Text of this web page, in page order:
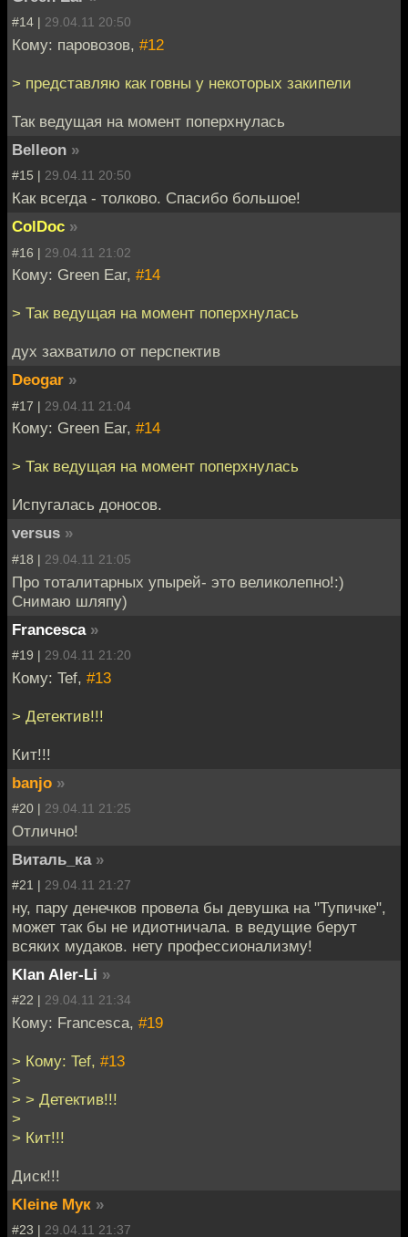
#14 | 29.04.11 20:50
Кому: паровозов, #12
> представляю как говны у некоторых закипели
Так ведущая на момент поперхнулась
Belleon »
#15 | 29.04.11 20:50
Как всегда - толково. Спасибо большое!
ColDoc »
#16 | 29.04.11 21:02
Кому: Green Ear, #14
> Так ведущая на момент поперхнулась
дух захватило от перспектив
Deogar »
#17 | 29.04.11 21:04
Кому: Green Ear, #14
> Так ведущая на момент поперхнулась
Испугалась доносов.
versus »
#18 | 29.04.11 21:05
Про тоталитарных упырей- это великолепно!:)
Снимаю шляпу)
Francesca »
#19 | 29.04.11 21:20
Кому: Tef, #13
> Детектив!!!
Кит!!!
banjo »
#20 | 29.04.11 21:25
Отлично!
Виталь_ка »
#21 | 29.04.11 21:27
ну, пару денечков провела бы девушка на "Тупичке",
может так бы не идиотничала. в ведущие берут
всяких мудаков. нету профессионализму!
Klan Aler-Li »
#22 | 29.04.11 21:34
Кому: Francesca, #19
> Кому: Tef, #13
>
> > Детектив!!!
>
> Кит!!!
Диск!!!
Kleine Мук »
#23 | 29.04.11 21:37